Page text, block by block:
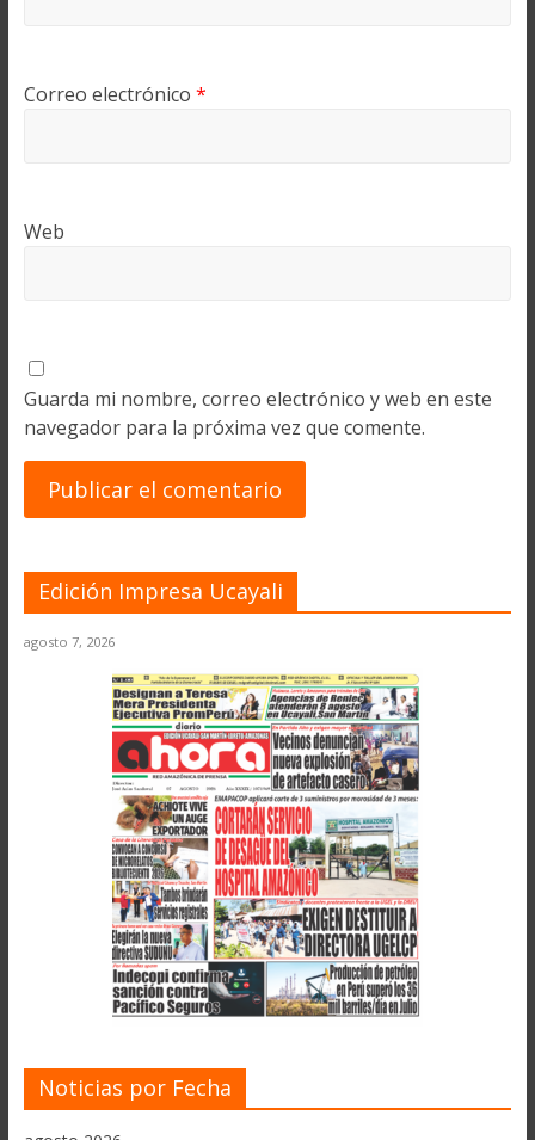
Correo electrónico *
Web
Guarda mi nombre, correo electrónico y web en este
navegador para la próxima vez que comente.
Edición Impresa Ucayali
agosto 7, 2026
Noticias por Fecha